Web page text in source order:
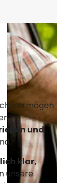
Vermögen
und
klar,
unsere